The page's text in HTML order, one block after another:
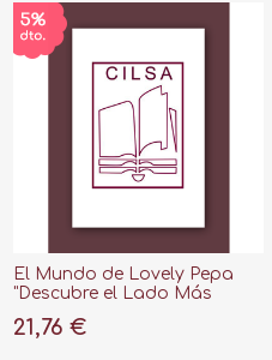
El Mundo de Lovely Pepa
"Descubre el Lado Más
Moda"
21,76 €